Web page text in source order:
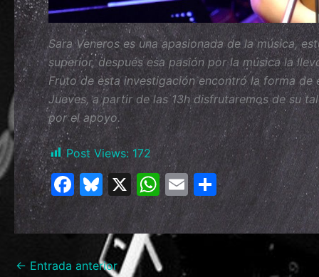
Sara Veneros es una apasionada de la música,
superior, después esa pasión por la música la
Fruto de esta investigación encontró la forma
Jueves, a partir de las 13h disfrutaremos de su
por el apoyo.
Post Views: 172
F
c
Bl
u
e
s
X W
h
at
s
E
m
ai
C
o
m
← Entrada anterior